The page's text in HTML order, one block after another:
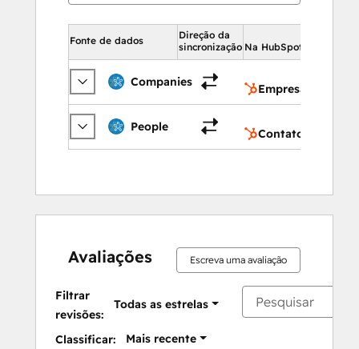
Fonte de dados
Direção da
sincronização Na HubSpot
Companies
Empresas
People
Contatos
Avaliações Escreva uma avaliação
Filtrar
revisões:
Todas as estrelas
Classificar: Mais recente